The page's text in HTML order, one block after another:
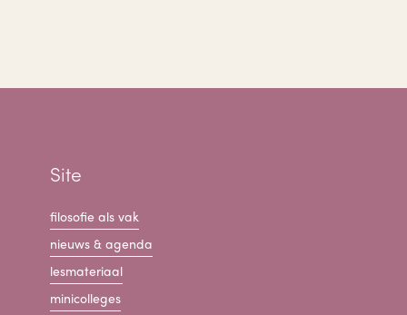
Site
filosofie als vak
nieuws & agenda
lesmateriaal
minicolleges